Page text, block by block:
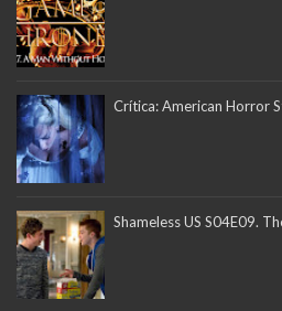
Crítica: American Horror
Shameless US S04E09.